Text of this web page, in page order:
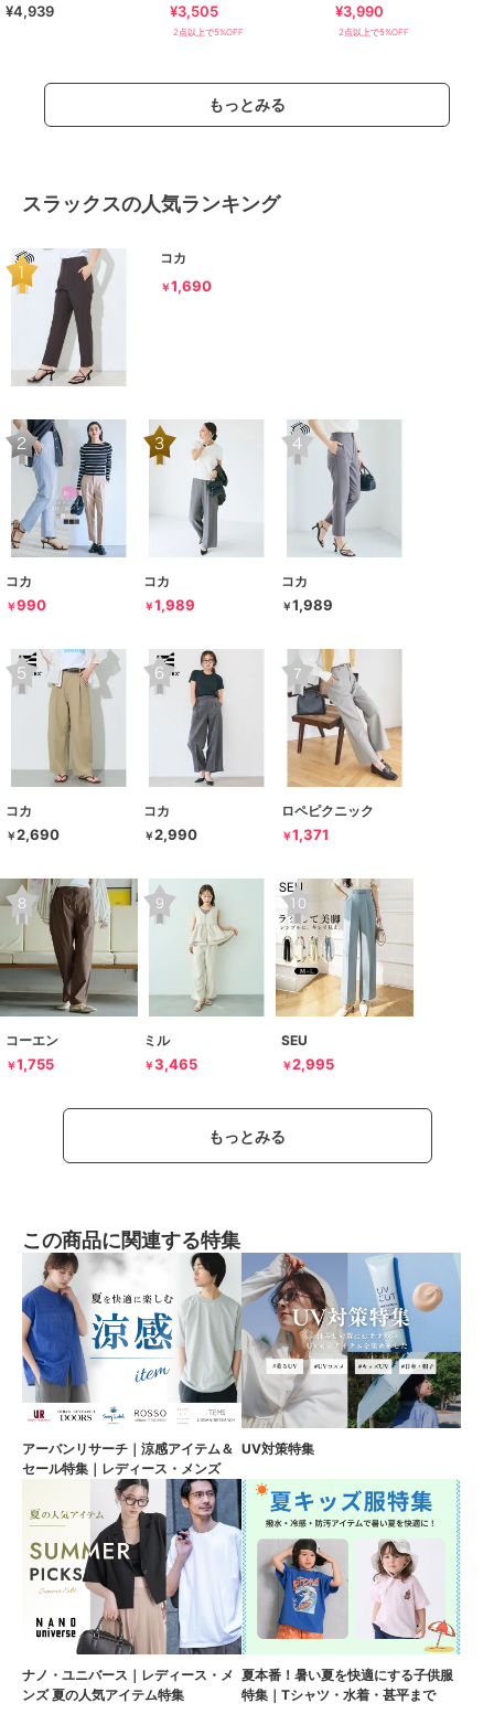
ツ
¥4,939 ¥3,505
2点以上で5%OFF
¥3,990
2点以上で5%OFF
もっとみる
スラックスの人気ランキング
コカ
￥1,690
コカ
￥990
コカ
￥1,989
コカ
￥1,989
コカ
￥2,690
コカ
￥2,990
ロペピクニック
￥1,371
コーエン
￥1,755
ミル
￥3,465
SEU
￥2,995
もっとみる
この商品に関連する特集
アーバンリサーチ｜涼感アイテム＆
セール特集｜レディース・メンズ
UV対策特集
ナノ・ユニバース｜レディース・メ
ンズ 夏の人気アイテム特集
夏本番！暑い夏を快適にする子供服
特集｜Tシャツ・水着・甚平まで